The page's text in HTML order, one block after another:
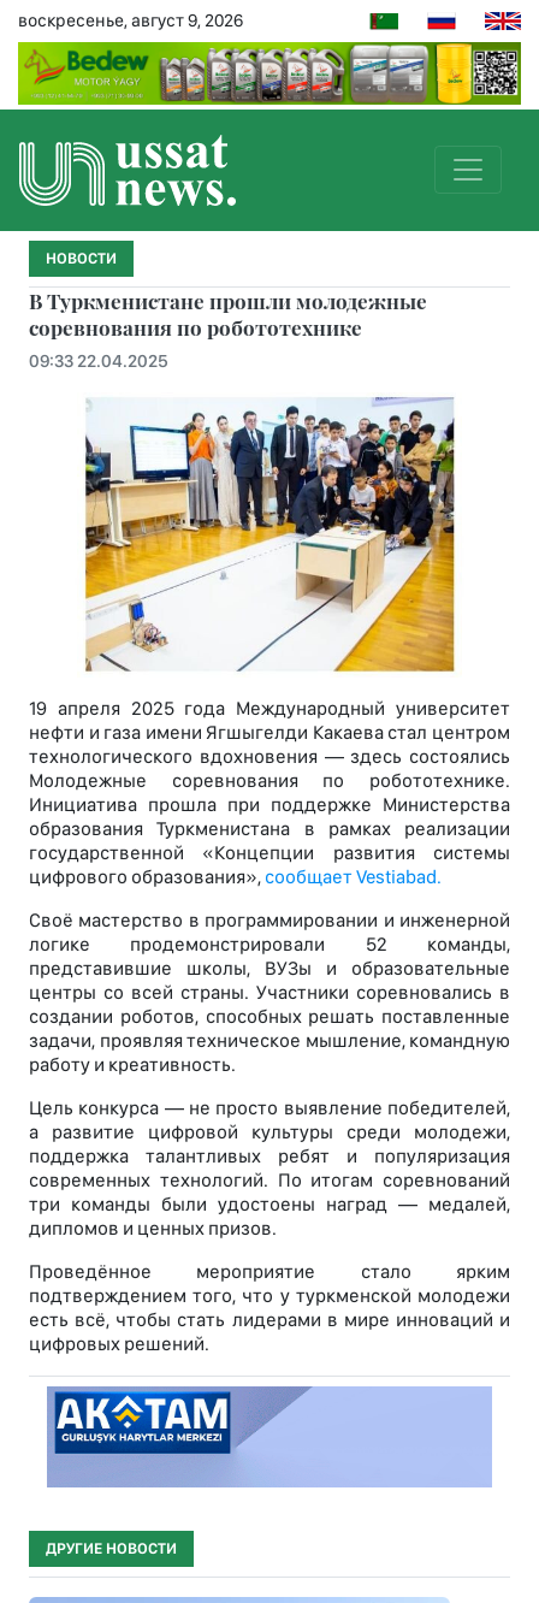
воскресенье, август 9, 2026
НОВОСТИ
В Туркменистане прошли молодежные
соревнования по робототехнике
09:33 22.04.2025
19 апреля 2025 года Международный университет
нефти и газа имени Ягшыгелди Какаева стал центром
технологического вдохновения — здесь состоялись
Молодежные соревнования по робототехнике.
Инициатива прошла при поддержке Министерства
образования Туркменистана в рамках реализации
государственной «Концепции развития системы
цифрового образования», сообщает Vestiabad.
Своё мастерство в программировании и инженерной
логике продемонстрировали 52 команды,
представившие школы, ВУЗы и образовательные
центры со всей страны. Участники соревновались в
создании роботов, способных решать поставленные
задачи, проявляя техническое мышление, командную
работу и креативность.
Цель конкурса — не просто выявление победителей,
а развитие цифровой культуры среди молодежи,
поддержка талантливых ребят и популяризация
современных технологий. По итогам соревнований
три команды были удостоены наград — медалей,
дипломов и ценных призов.
Проведённое мероприятие стало ярким
подтверждением того, что у туркменской молодежи
есть всё, чтобы стать лидерами в мире инноваций и
цифровых решений.
ДРУГИЕ НОВОСТИ